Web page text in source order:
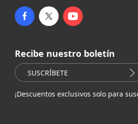
Recibe nuestro boletín
SUSCRÍBETE
¡Descuentos exclusivos solo para